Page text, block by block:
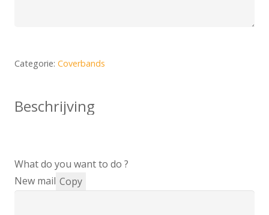
Categorie: Coverbands
Beschrijving
What do you want to do ?
New mail Copy